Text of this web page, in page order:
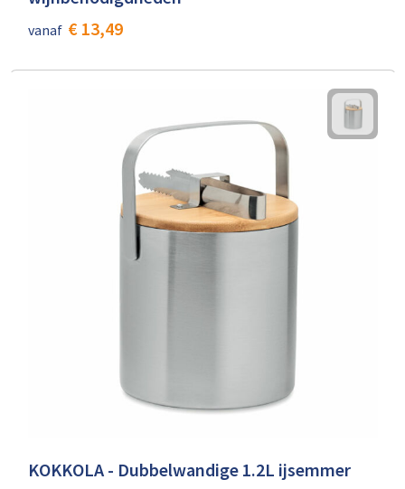
vanaf € 13,49
KOKKOLA - Dubbelwandige 1.2L ijsemmer